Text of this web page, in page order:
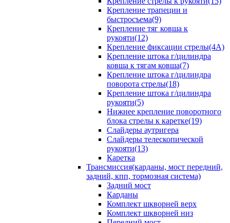
Крепление трапеции и
быстросъема(9)
Крепление тяг ковша к
рукояти(12)
Крепление фиксации стрелы(4A)
Крепление штока г/цилиндра
ковша к тягам ковша(7)
Крепление штока г/цилиндра
поворота стрелы(18)
Крепление штока г/цилиндра
рукояти(5)
Нижнее крепление поворотного
блока стрелы к каретке(19)
Слайдеры аутригера
Слайдеры телескопической
рукояти(13)
Каретка
Трансмиссия(карданы, мост передний,
задний, кпп, тормозная система)
Задний мост
Карданы
Комплект шкворней верх
Комплект шкворней низ